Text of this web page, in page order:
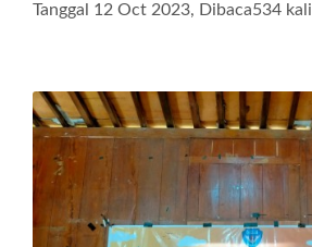
Tanggal 12 Oct 2023, Dibaca534 kali